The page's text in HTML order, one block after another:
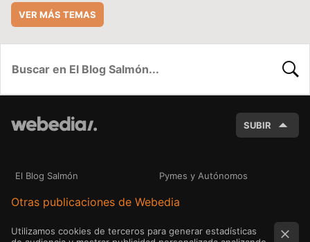
VER MÁS TEMAS
SUBIR
El Blog Salmón Pymes y Autónomos
Otras publicaciones de Webedia
Utilizamos cookies de terceros para generar estadísticas